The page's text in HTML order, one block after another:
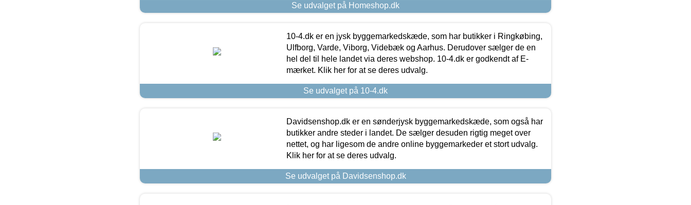
Se udvalget på Homeshop.dk
10-4.dk er en jysk byggemarkedskæde, som har butikker i Ringkøbing,
Ulfborg, Varde, Viborg, Videbæk og Aarhus. Derudover sælger de en
hel del til hele landet via deres webshop. 10-4.dk er godkendt af E-
mærket. Klik her for at se deres udvalg.
Se udvalget på 10-4.dk
Davidsenshop.dk er en sønderjysk byggemarkedskæde, som også har
butikker andre steder i landet. De sælger desuden rigtig meget over
nettet, og har ligesom de andre online byggemarkeder et stort udvalg.
Klik her for at se deres udvalg.
Se udvalget på Davidsenshop.dk